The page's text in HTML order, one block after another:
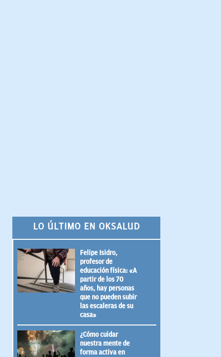
LO ÚLTIMO EN OKSALUD
Felipe Isidro,
profesor de
educación física: «A
partir de los 70
años, hay personas
que no pueden subir
las escaleras de su
casa»
¿Cómo cuidar
nuestra mente de
forma activa en